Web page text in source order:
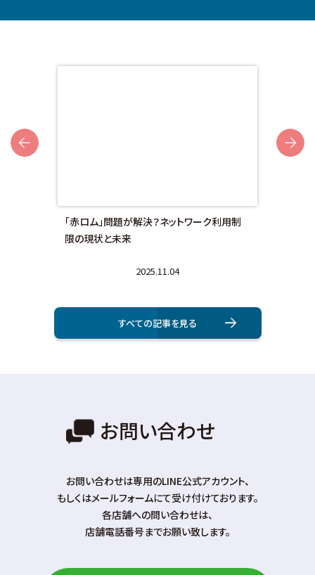
「赤ロム」問題が解決？ネットワーク利用制
限の現状と未来
2025.11.04
すべての記事を⾒る
お問い合わせ
お問い合わせは専⽤のLINE公式アカウント、
もしくはメールフォームにて受け付けております。
各店舗への問い合わせは、
店舗電話番号までお願い致します。